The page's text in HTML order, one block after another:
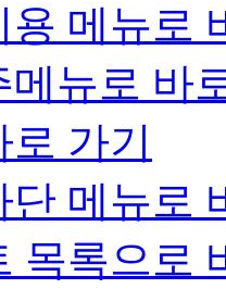
용 메뉴로
메뉴로 바
가기
단 메뉴로
목록으로